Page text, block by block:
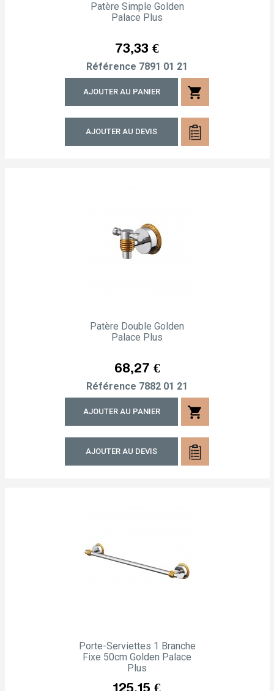
Patère Simple Golden
Palace Plus
Prix
73,33 €
Référence 7891 01 21
AJOUTER AU PANIER shopping_cart
AJOUTER AU DEVIS
Patère Double Golden
Palace Plus
Prix
68,27 €
Référence 7882 01 21
AJOUTER AU PANIER shopping_cart
AJOUTER AU DEVIS
Porte-Serviettes 1 Branche
Fixe 50cm Golden Palace
Plus
Prix
125,15 €